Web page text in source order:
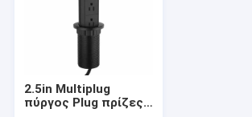
2.5in Multiplug
πύργος Plug πρίζες